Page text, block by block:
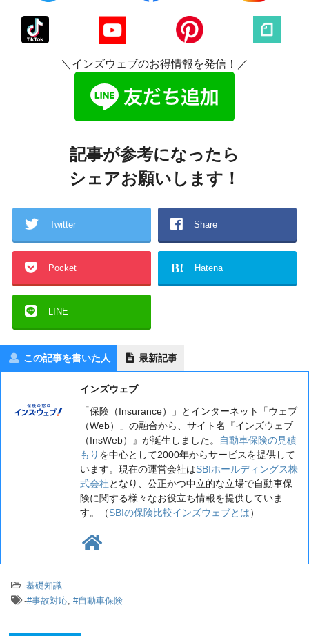
＼インズウェブのお得情報を発信！／
記事が参考になったら
シェアお願いします！
Twitter Share
Pocket B! Hatena
LINE
この記事を書いた人 最新記事
インズウェブ
「保険（Insurance）」とインターネット「ウェブ
（Web）」の融合から、サイト名『インズウェブ
（InsWeb）』が誕生しました。
自動車保険の見積
もり を中心として2000年からサービスを提供して
います。現在の運営会社はSBIホールディングス株
式会社となり、公正かつ中立的な立場で自動車保
険に関する様々なお役立ち情報を提供していま
す。（SBIの保険比較インズウェブとは）
-基礎知識
-#事故対応,#自動車保険